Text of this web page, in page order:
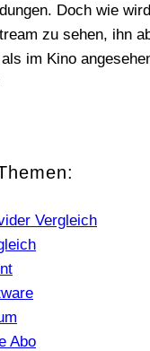
Doch wie
zu sehen, ihn
im Kino
Vergleich
Abo